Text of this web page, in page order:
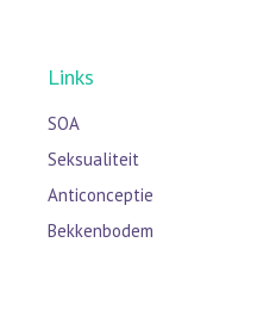
Links
SOA
Seksualiteit
Anticonceptie
Bekkenbodem